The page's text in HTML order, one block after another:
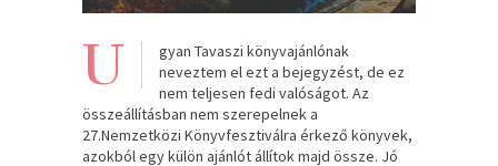
U
gyan Tavaszi könyvajánlónak
neveztem el ezt a bejegyzést, de ez
nem teljesen fedi valóságot. Az
összeállításban nem szerepelnek a
27.Nemzetközi Könyvfesztiválra érkező könyvek,
azokból egy külön ajánlót állítok majd össze. Jó